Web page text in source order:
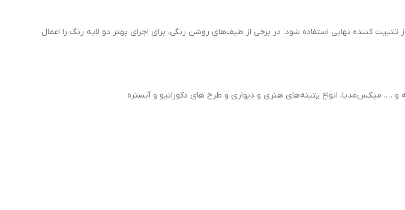
کننده نهایی استفاده شود. در برخی از طیف‌های روشن رنگی، برای اجرای بهتر دو لایه رنگ را اعمال
میکس‌مدیا، انواع پتینه‌های هنری و دیواری و طرح های دکوراتیو و آبستره